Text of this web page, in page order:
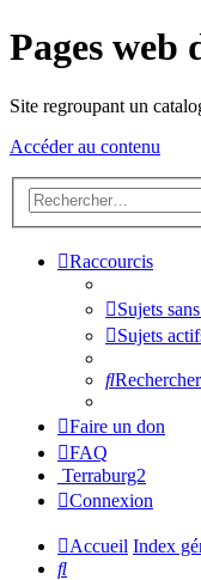
Pages web
Site regroupant un
Accéder au contenu
Raccourcis
Sujets
Sujets
Rechercher
Faire un don
FAQ
Terraburg2
Connexion
Accueil Index
Rechercher